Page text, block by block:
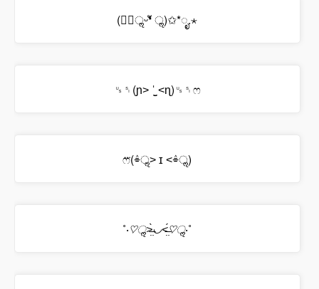
(❛ัॢᵕ❛ั ॢ)✩*ೃ.⋆
␟␏(ɲ˃ ˈ̫̮ ˂ɳ)␟␏ෆ
ෆ⃛(ٛ⌯ॢ˃ ɪ ˂ٛ⌯ॢ)
˚‧♡ॢ˃̶̤̀◡˂̶̤́♡ॢ‧˚